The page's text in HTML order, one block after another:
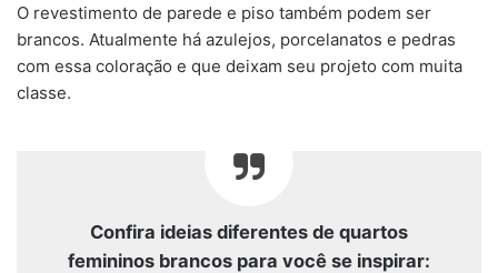
O revestimento de parede e piso também podem ser
brancos. Atualmente há azulejos, porcelanatos e pedras
com essa coloração e que deixam seu projeto com muita
classe.
Confira ideias diferentes de quartos
femininos brancos para você se inspirar: